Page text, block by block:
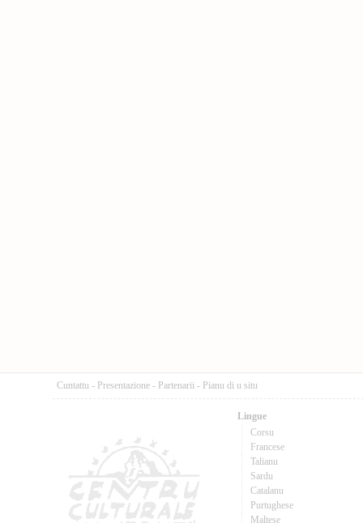
Cuntattu - Presentazione - Partenarii - Pianu di u situ
Lingue
Corsu
Francese
Talianu
Sardu
Catalanu
Purtughese
Maltese